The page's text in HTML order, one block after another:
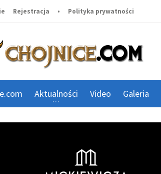
Rejestracja • Polityka prywatności
Aktualności Video Galeria